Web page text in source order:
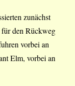
zunächst
den Rückweg
vorbei an
Elm, vorbei an